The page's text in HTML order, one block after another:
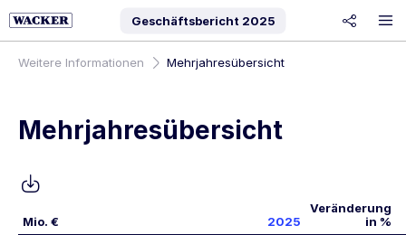
Geschäftsbericht 2025
Weitere Informationen
Mehrjahresübersicht
Mehrjahresübersicht
Mio. € 2025
Veränderung
in %